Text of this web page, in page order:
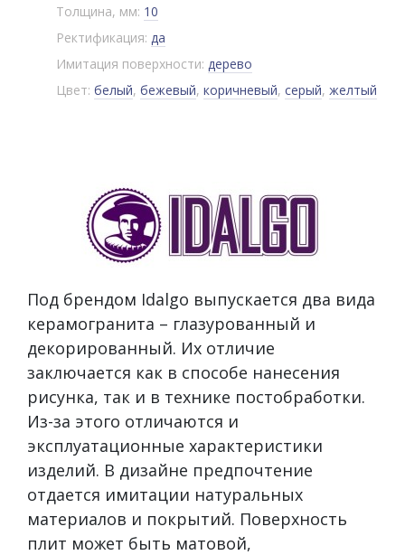
Толщина, мм: 10
Ректификация: да
Имитация поверхности: дерево
Цвет: белый, бежевый, коричневый, серый, желтый
Под брендом Idalgo выпускается два вида
керамогранита – глазурованный и
декорированный. Их отличие
заключается как в способе нанесения
рисунка, так и в технике постобработки.
Из-за этого отличаются и
эксплуатационные характеристики
изделий. В дизайне предпочтение
отдается имитации натуральных
материалов и покрытий. Поверхность
плит может быть матовой,